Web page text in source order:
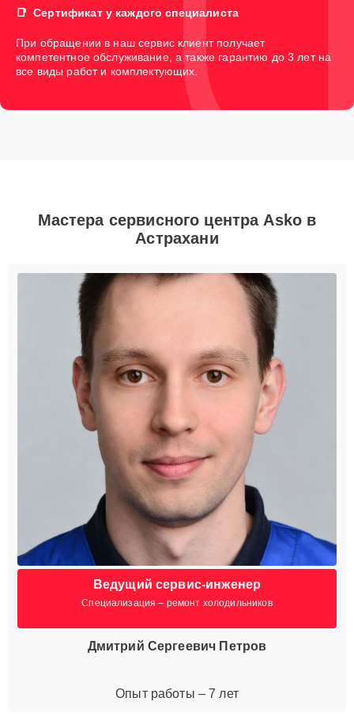
Сертификат у каждого специалиста
При обращении в наш сервис клиент получает
компетентное обслуживание, а также гарантию до 3 лет на
все виды работ и комплектующих.
Мастера сервисного центра Asko в
Астрахани
Ведущий сервис-инженер
Специализация – ремонт холодильников
Дмитрий Сергеевич Петров
Опыт работы – 7 лет